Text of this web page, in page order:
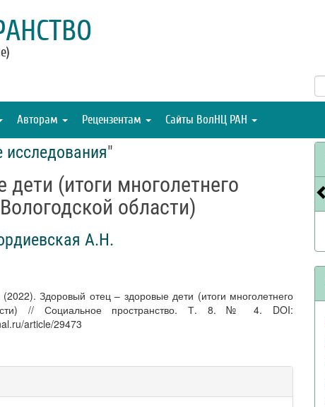
Авторам Рецензентам Сайты ВолНЦ РАН
"
(итоги многолетнего
области)
А.Н.
Здоровый отец – здоровые дети (итоги многолетнего
// Социальное пространство. Т. 8. № 4. DOI:
article/29473